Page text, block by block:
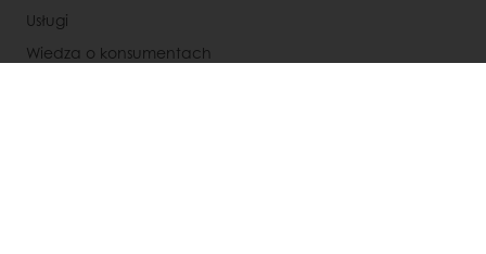
Usługi
Wiedza o konsumentach